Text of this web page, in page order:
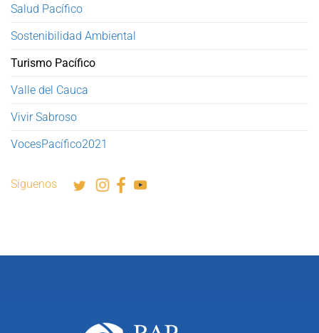
Salud Pacífico
Sostenibilidad Ambiental
Turismo Pacífico
Valle del Cauca
Vivir Sabroso
VocesPacífico2021
Síguenos